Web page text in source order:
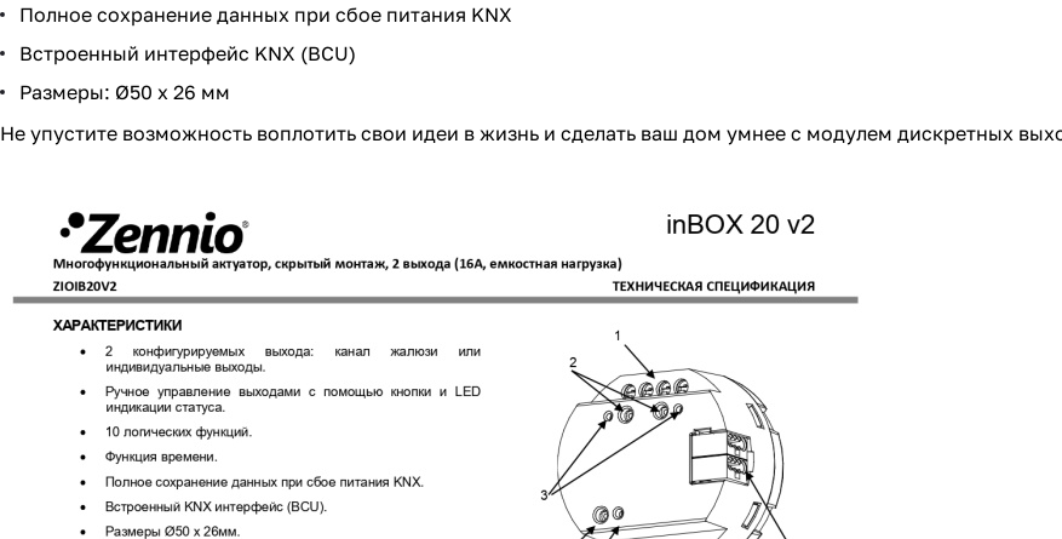
Полное сохранение данных при сбое питания KNX
Встроенный интерфейс KNX (BCU)
Размеры: Ø50 x 26 мм
Не упустите возможность воплотить свои идеи в жизнь и сделать ваш дом умнее с модулем дискретных